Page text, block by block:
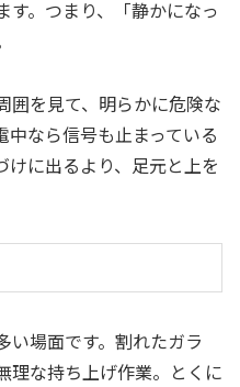
。つまり、「静かになっ
囲を見て、明らかに危険な
なら信号も止まっている
けに出るより、足元と上を
い場面です。割れたガラ
理な持ち上げ作業。とくに